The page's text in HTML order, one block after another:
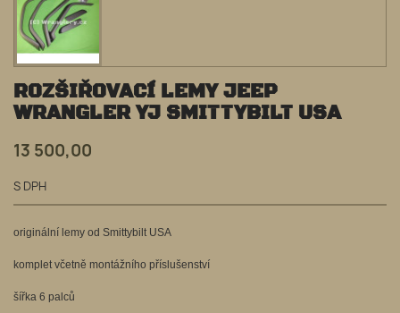
ROZŠIŘOVACÍ LEMY JEEP
WRANGLER YJ SMITTYBILT USA
13 500,00
S DPH
originální lemy od Smittybilt USA
komplet včetně montážního příslušenství
šířka 6 palců